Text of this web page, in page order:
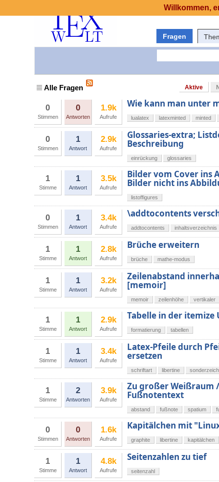
Fragen
Alle Fragen Aktive
0
Stimmen
0
Antworten
1.9k
Aufrufe
Wie kann man unter
lualatex latexminted minted
0
Stimmen
1
Antwort
2.9k
Aufrufe
Glossaries-extra;
Beschreibung
einrückung glossaries
1
Stimme
1
Antwort
3.5k
Aufrufe
Bilder vom Cover ins
Bilder nicht ins
listoffigures
0
Stimmen
1
Antwort
3.4k
Aufrufe
\addtocontents
addtocontents inhaltsverzeichnis
1
Stimme
1
Antwort
2.8k
Aufrufe
Brüche erweitern
brüche mathe-modus
1
Stimme
1
Antwort
3.2k
Aufrufe
Zeilenabstand
[memoir]
memoir zeilenhöhe vertikaler
1
Stimme
1
Antwort
2.9k
Aufrufe
Tabelle in der
formatierung tabellen
1
Stimme
1
Antwort
3.4k
Aufrufe
Latex-Pfeile durch
ersetzen
schriftart libertine
1
Stimme
2
Antworten
3.9k
Aufrufe
Zu großer Weißraum
Fußnotentext
abstand fußnote spatium
0
Stimmen
0
Antworten
1.6k
Aufrufe
Kapitälchen mit
graphite libertine kapitälchen
1
Stimme
1
Antwort
4.8k
Aufrufe
Seitenzahlen zu tief
seitenzahl
Willkommen,